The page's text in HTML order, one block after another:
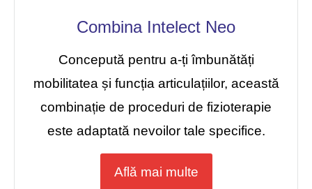
Combina Intelect Neo
Concepută pentru a-ți îmbunătăți
mobilitatea și funcția articulațiilor, această
combinație de proceduri de fizioterapie
este adaptată nevoilor tale specifice.
Află mai multe